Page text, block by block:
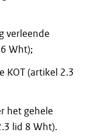
verleende
Wht);
KOT (artikel 2.3
het gehele
lid 8 Wht).